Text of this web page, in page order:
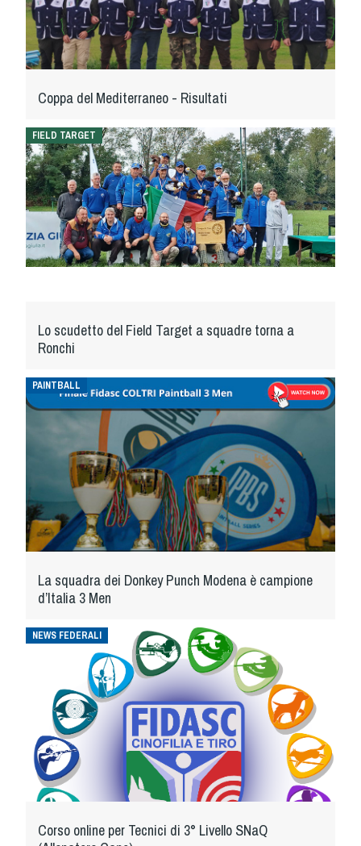
Coppa del Mediterraneo - Risultati
FIELD TARGET
Lo scudetto del Field Target a squadre torna a
Ronchi
PAINTBALL
La squadra dei Donkey Punch Modena è campione
d’Italia 3 Men
NEWS FEDERALI
Corso online per Tecnici di 3° Livello SNaQ
Treibball
Ipo Delta
Freestyle
Cinofilia Venatoria
Sleddog